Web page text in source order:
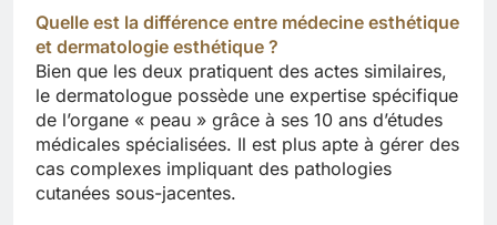
Quelle est la différence entre médecine esthétique
et dermatologie esthétique ?
Bien que les deux pratiquent des actes similaires,
le dermatologue possède une expertise spécifique
de l’organe « peau » grâce à ses 10 ans d’études
médicales spécialisées. Il est plus apte à gérer des
cas complexes impliquant des pathologies
cutanées sous-jacentes.